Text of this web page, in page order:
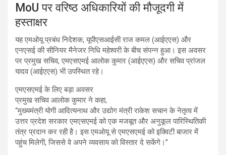
MoU पर वरिष्ठ अधिकारियों की मौजूदगी में
हस्ताक्षर
यह एमओयू प्रबंध निदेशक, यूपीएसआईसी राज कमल (आईएएस) और
एनएसई की सीनियर मैनेजर निधि महेश्वरी के बीच संपन्न हुआ। इस अवसर
पर प्रमुख सचिव, एमएसएमई आलोक कुमार (आईएएस) और सचिव प्रांजल
यादव (आईएएस) भी उपस्थित रहे।
एमएसएमई के लिए बड़ा अवसर
प्रमुख सचिव आलोक कुमार ने कहा,
“मुख्यमंत्री योगी आदित्यनाथ और उद्योग मंत्री राकेश सचान के नेतृत्व में
उत्तर प्रदेश सरकार एमएसएमई को एक मजबूत और अनुकूल पारिस्थितिकी
तंत्र प्रदान कर रही है। इस एमओयू से एमएसएमई को इक्विटी बाजार में
पहुंच मिलेगी, जिससे वे अपने व्यवसाय को विस्तार दे सकेंगे।”